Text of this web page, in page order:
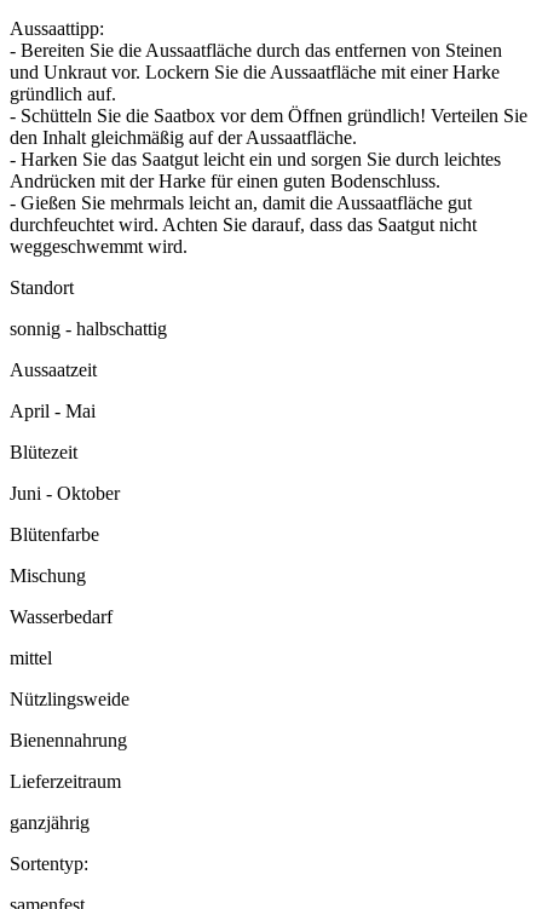
Aussaattipp:
- Bereiten Sie die Aussaatfläche durch das entfernen von Steinen
und Unkraut vor. Lockern Sie die Aussaatfläche mit einer Harke
gründlich auf.
- Schütteln Sie die Saatbox vor dem Öffnen gründlich! Verteilen Sie
den Inhalt gleichmäßig auf der Aussaatfläche.
- Harken Sie das Saatgut leicht ein und sorgen Sie durch leichtes
Andrücken mit der Harke für einen guten Bodenschluss.
- Gießen Sie mehrmals leicht an, damit die Aussaatfläche gut
durchfeuchtet wird. Achten Sie darauf, dass das Saatgut nicht
weggeschwemmt wird.
Standort
sonnig - halbschattig
Aussaatzeit
April - Mai
Blütezeit
Juni - Oktober
Blütenfarbe
Mischung
Wasserbedarf
mittel
Nützlingsweide
Bienennahrung
Lieferzeitraum
ganzjährig
Sortentyp: